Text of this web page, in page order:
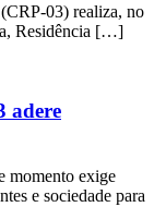
03) realiza, no
Residência […]
adere
momento exige
e sociedade para